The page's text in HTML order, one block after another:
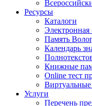
Ресурсы
Каталоги
Электронная
Память
Календарь
Книжные
Online тест
Услуги
Перечень